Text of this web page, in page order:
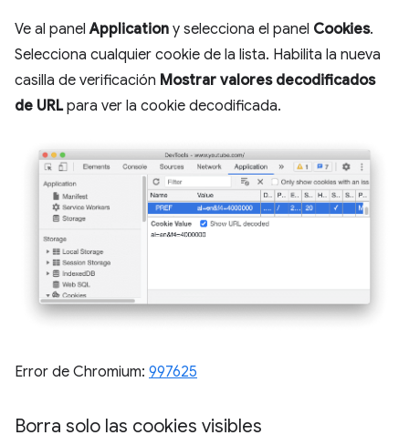
Ve al panelApplication y selecciona el panel Cookies.
Selecciona cualquier cookie de la lista. Habilita la nueva
casilla de verificación Mostrar valores decodificados
de URLpara ver la cookie decodificada.
Error de Chromium: 997625
Borra solo las cookies visibles